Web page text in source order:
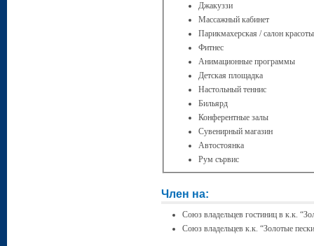
Джакуззи
Массажный кабинет
Парикмахерская / салон красоты
Фитнес
Анимационныe программы
Детская площадка
Настольный теннис
Бильярд
Конферентные залы
Сувенирный магазин
Автостоянка
Рум сървис
Член на:
Союз владельцев гостиниц в к.к.
Союз владельцев к.к. “Золотые